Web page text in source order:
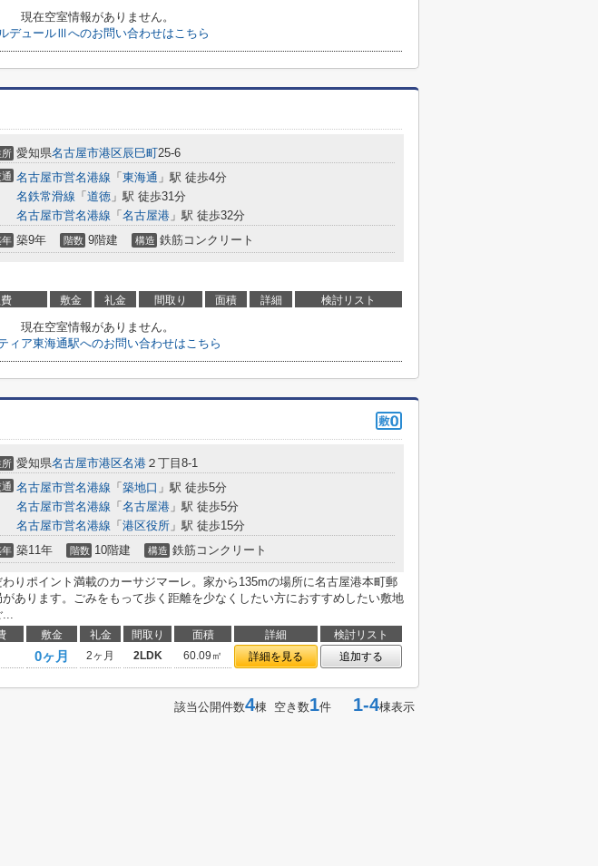
現在空室情報がありません。
デュールⅢへのお問い合わせはこちら
所 愛知県名古屋市港区辰巳町25-6
名古屋市営名港線 「 東海通 」駅 徒歩4分
名鉄常滑線 「 道徳 」駅 徒歩31分
名古屋市営名港線 「 名古屋港 」駅 徒歩32分
年 築9年 階数 9階建 構造 鉄筋コンクリート
敷金 礼金 間取り 面積 詳細 検討リスト
現在空室情報がありません。
ィア東海通駅へのお問い合わせはこちら
所 愛知県名古屋市港区名港 ２丁目8-1
名古屋市営名港線 「 築地口 」駅 徒歩5分
名古屋市営名港線 「 名古屋港 」駅 徒歩5分
名古屋市営名港線 「 港区役所 」駅 徒歩15分
年 築11年 階数 10階建 構造 鉄筋コンクリート
わりポイント満載のカーサジマーレ。家から135mの場所に名古屋港本町郵
があります。ごみをもって歩く距離を少なくしたい方におすすめしたい敷地
...
敷金 礼金 間取り 面積 詳細
検討リスト
0ヶ月 2ヶ月 2LDK 60.09㎡ 詳細を見る 追加する
該当公開件数4棟 空き数1件 1-4棟表示